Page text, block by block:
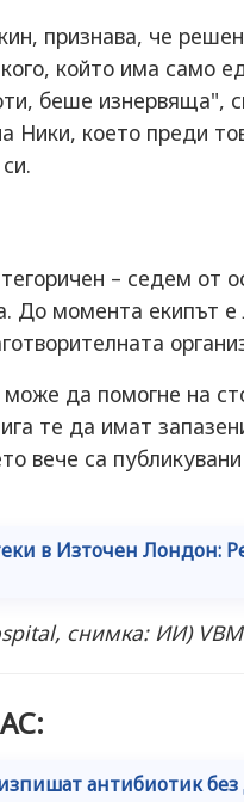
признава, че
който има само
беше изнервяща",
Ники, което преди
– седем от
До момента екипът
да помогне на
те да имат
вече са
в Източен Лондон:
снимка: ИИ) VBM
антибиотик без